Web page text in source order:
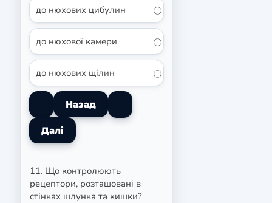
до нюхових цибулин
до нюхової камери
до нюхових щілин
11. Що контролюють
рецептори, розташовані в
стінках шлунка та кишки?